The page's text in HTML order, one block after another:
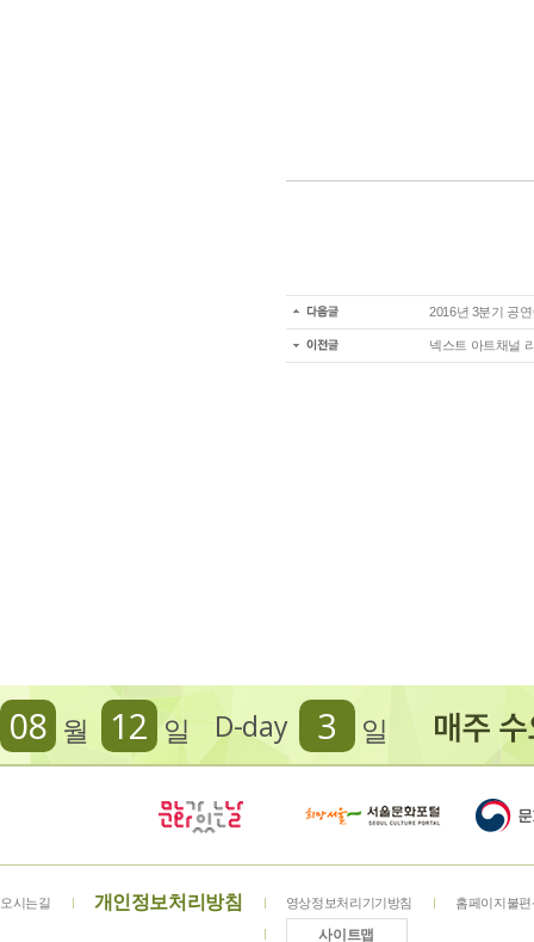
2016년 3분기 공
넥스트 아트채널
D-day 3 일
08 월 12 일
오시는길 개인정보처리방침 영상정보처리기기방침 홈페이지불
사이트맵